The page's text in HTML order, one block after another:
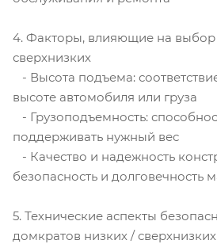
4. Факторы, влияющие на выбор
сверхнизких
- Высота подъема:
высоте автомобиля или груза
- Грузоподъемность:
поддерживать нужный вес
- Качество и надежность
безопасность и долговечность
5. Технические аспекты
домкратов низких / сверхнизких